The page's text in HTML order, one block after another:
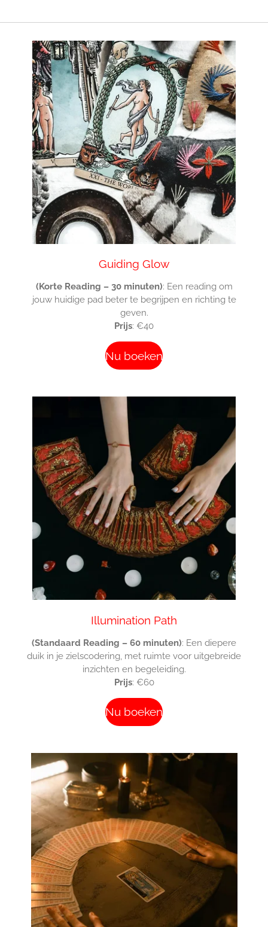
Guiding Glow
(Korte Reading – 30 minuten): Een reading om
jouw huidige pad beter te begrijpen en richting te
geven.
Prijs: €40
Nu boeken
Illumination Path
(Standaard Reading – 60 minuten): Een diepere
duik in je zielscodering, met ruimte voor uitgebreide
inzichten en begeleiding.
Prijs: €60
Nu boeken